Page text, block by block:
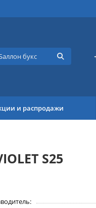
и распродажи
S25